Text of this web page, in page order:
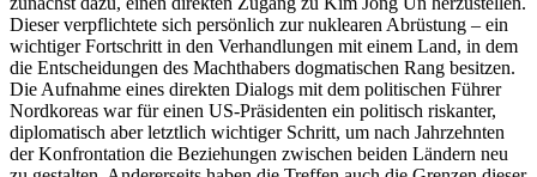
Dieser verpflich­tete sich persönlich zur nuklearen Abrüs­tung – ein
wichtiger Fort­schritt in den Verhandlungen mit einem Land, in dem
die Entscheidungen des Machthabers dogmatischen Rang besitzen.
Die Aufnahme eines direkten Dialogs mit dem politischen Füh­rer
Nordkoreas war für einen US-Präsiden­ten ein politisch riskanter,
diplomatisch aber letztlich wichtiger Schritt, um nach Jahrzehnten
der Konfrontation die Bezie­hungen zwischen beiden Ländern neu